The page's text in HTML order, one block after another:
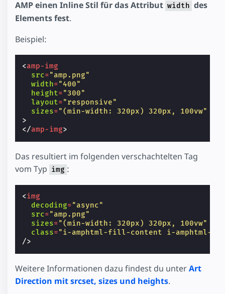
AMP einen Inline Stil für das Attribut width des
Elements fest.
Beispiel:
<amp-img
src="amp.png"
width="400"
height="300"
layout="responsive"
sizes="(min-width: 320px) 320px, 100vw"
>
</amp-img>
Das resultiert im folgenden verschachtelten Tag
vom Typ img :
<img
decoding="async"
src="amp.png"
sizes="(min-width: 320px) 320px, 100vw"
class="i-amphtml-fill-content i-amphtml-
/>
Weitere Informationen dazu findest du unterArt
Direction mit srcset, sizes und heights.